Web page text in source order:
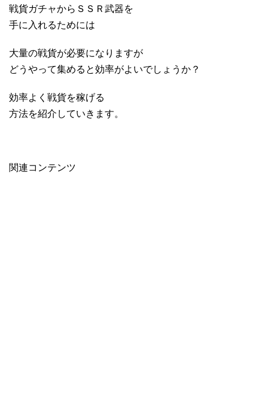
戦貨ガチャからＳＳＲ武器を
手に入れるためには
大量の戦貨が必要になりますが
どうやって集めると効率がよいでしょうか？
効率よく戦貨を稼げる
方法を紹介していきます。
関連コンテンツ